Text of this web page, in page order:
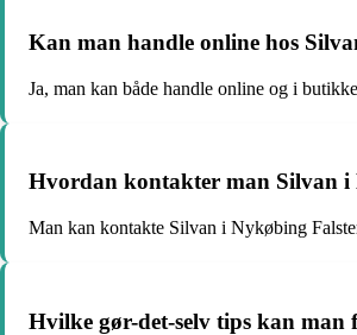
Kan man handle online hos
Ja, man kan både handle online og i
Hvordan kontakter man Silvan i
Man kan kontakte Silvan i Nykøbing
Hvilke gør-det-selv tips kan